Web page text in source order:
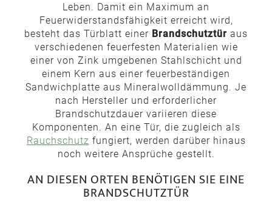
Leben. Damit ein Maximum an
Feuerwiderstandsfähigkeit erreicht wird,
besteht das Türblatt einer Brandschutztür aus
verschiedenen feuerfesten Materialien wie
einer von Zink umgebenen Stahlschicht und
einem Kern aus einer feuerbeständigen
Sandwichplatte aus Mineralwolldämmung. Je
nach Hersteller und erforderlicher
Brandschutzdauer variieren diese
Komponenten. An eine Tür, die zugleich als
Rauchschutz fungiert, werden darüber hinaus
noch weitere Ansprüche gestellt.
AN DIESEN ORTEN BENÖTIGEN SIE EINE
BRANDSCHUTZTÜR